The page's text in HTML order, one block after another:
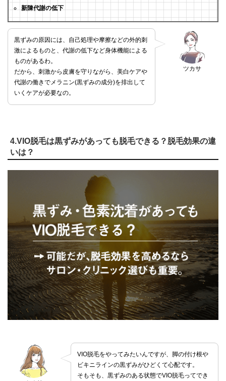
新陳代謝の低下
ツカサ
黒ずみの原因には、自己処理や摩擦などの外的刺
激によるものと、代謝の低下など身体機能による
ものがあるわ。
だから、刺激から皮膚を守りながら、美白ケアや
代謝の働きでメラニン(黒ずみの成分)を排出して
いくケアが必要なの。
4.VIO脱毛は黒ずみがあっても脱毛できる？脱毛効果の違
いは？
VIO脱毛をやってみたいんですが、脚の付け根や
ビキニラインの黒ずみがひどくて心配です。
そもそも、黒ずみのある状態でVIO脱毛ってでき